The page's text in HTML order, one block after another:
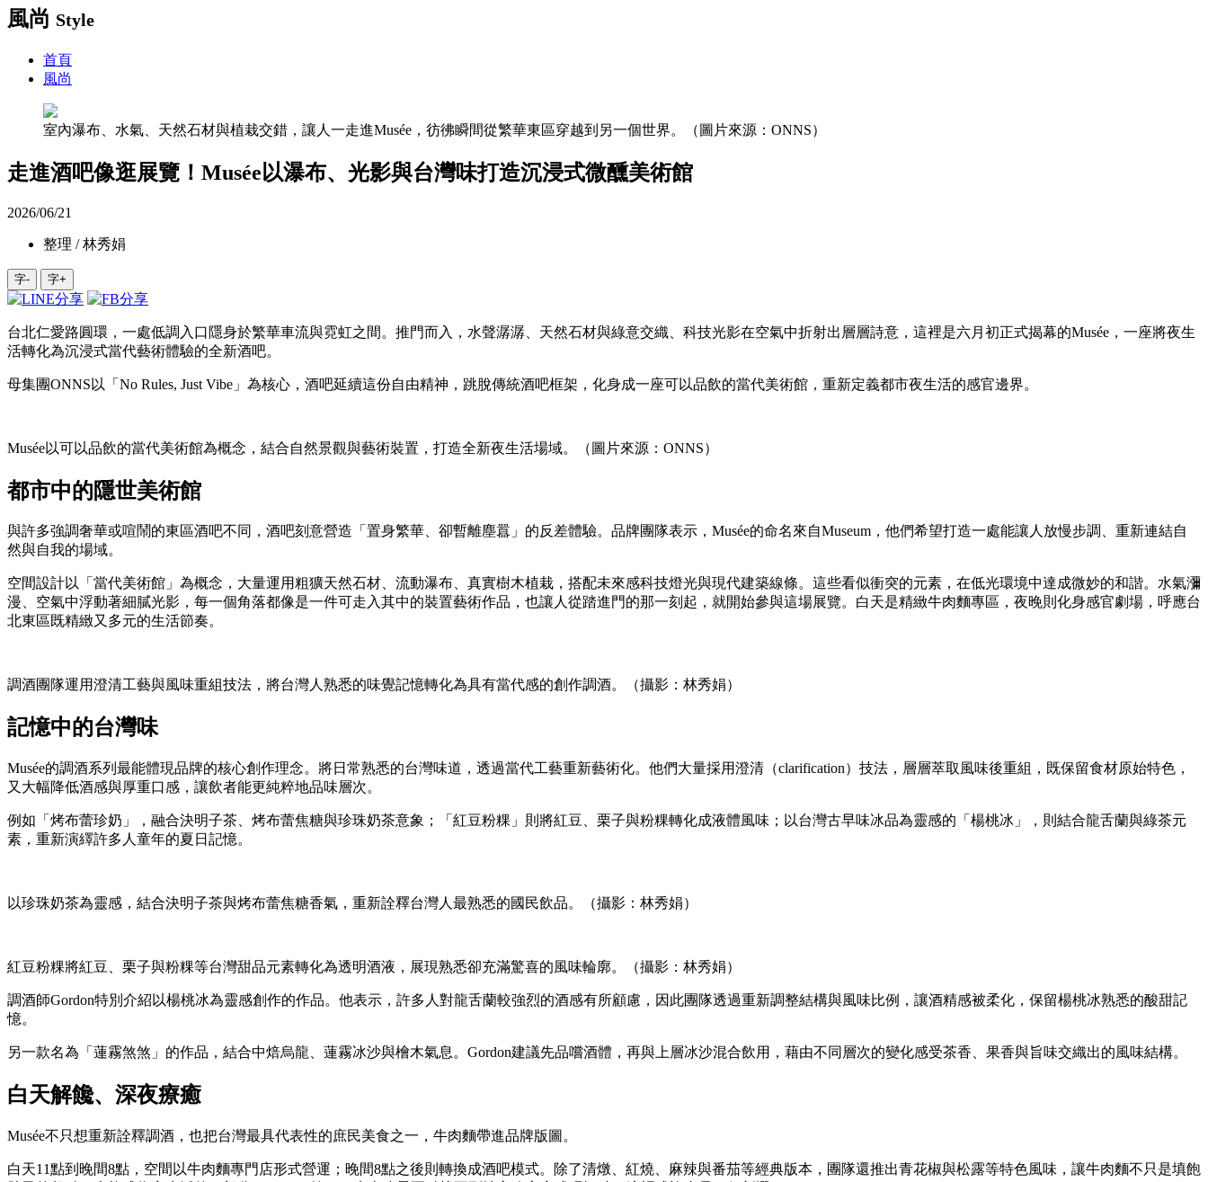
風尚 Style
首頁
風尚
室內瀑布、水氣、天然石材與植栽交錯，讓人一走進Musée，彷彿瞬間從繁華東區穿越到另一個世界。（圖片來源：ONNS）
走進酒吧像逛展覽！Musée以瀑布、光影與台灣味打造沉浸式微醺美術館
2026/06/21
整理 / 林秀娟
字- 字+
台北仁愛路圓環，一處低調入口隱身於繁華車流與霓虹之間。推門而入，水聲潺潺、天然石材與綠意交織、科技光影在空氣中折射出層層詩意，這裡是六月初正式揭幕的Musée，一座將夜生
活轉化為沉浸式當代藝術體驗的全新酒吧。
母集團ONNS以「No Rules, Just Vibe」為核心，酒吧延續這份自由精神，跳脫傳統酒吧框架，化身成一座可以品飲的當代美術館，重新定義都市夜生活的感官邊界。
Musée以可以品飲的當代美術館為概念，結合自然景觀與藝術裝置，打造全新夜生活場域。（圖片來源：ONNS）
都市中的隱世美術館
與許多強調奢華或喧鬧的東區酒吧不同，酒吧刻意營造「置身繁華、卻暫離塵囂」的反差體驗。品牌團隊表示，Musée的命名來自Museum，他們希望打造一處能讓人放慢步調、重新連結自
然與自我的場域。
空間設計以「當代美術館」為概念，大量運用粗獷天然石材、流動瀑布、真實樹木植栽，搭配未來感科技燈光與現代建築線條。這些看似衝突的元素，在低光環境中達成微妙的和諧。水氣瀰
漫、空氣中浮動著細膩光影，每一個角落都像是一件可走入其中的裝置藝術作品，也讓人從踏進門的那一刻起，就開始參與這場展覽。白天是精緻牛肉麵專區，夜晚則化身感官劇場，呼應台
北東區既精緻又多元的生活節奏。
調酒團隊運用澄清工藝與風味重組技法，將台灣人熟悉的味覺記憶轉化為具有當代感的創作調酒。（攝影：林秀娟）
記憶中的台灣味
Musée的調酒系列最能體現品牌的核心創作理念。將日常熟悉的台灣味道，透過當代工藝重新藝術化。他們大量採用澄清（clarification）技法，層層萃取風味後重組，既保留食材原始特色，
又大幅降低酒感與厚重口感，讓飲者能更純粹地品味層次。
例如「烤布蕾珍奶」，融合決明子茶、烤布蕾焦糖與珍珠奶茶意象；「紅豆粉粿」則將紅豆、栗子與粉粿轉化成液體風味；以台灣古早味冰品為靈感的「楊桃冰」，則結合龍舌蘭與綠茶元
素，重新演繹許多人童年的夏日記憶。
以珍珠奶茶為靈感，結合決明子茶與烤布蕾焦糖香氣，重新詮釋台灣人最熟悉的國民飲品。（攝影：林秀娟）
紅豆粉粿將紅豆、栗子與粉粿等台灣甜品元素轉化為透明酒液，展現熟悉卻充滿驚喜的風味輪廓。（攝影：林秀娟）
調酒師Gordon特別介紹以楊桃冰為靈感創作的作品。他表示，許多人對龍舌蘭較強烈的酒感有所顧慮，因此團隊透過重新調整結構與風味比例，讓酒精感被柔化，保留楊桃冰熟悉的酸甜記
憶。
另一款名為「蓮霧煞煞」的作品，結合中焙烏龍、蓮霧冰沙與檜木氣息。Gordon建議先品嚐酒體，再與上層冰沙混合飲用，藉由不同層次的變化感受茶香、果香與旨味交織出的風味結構。
白天解饞、深夜療癒
Musée不只想重新詮釋調酒，也把台灣最具代表性的庶民美食之一，牛肉麵帶進品牌版圖。
白天11點到晚間8點，空間以牛肉麵專門店形式營運；晚間8點之後則轉換成酒吧模式。除了清燉、紅燒、麻辣與番茄等經典版本，團隊還推出青花椒與松露等特色風味，讓牛肉麵不只是填飽